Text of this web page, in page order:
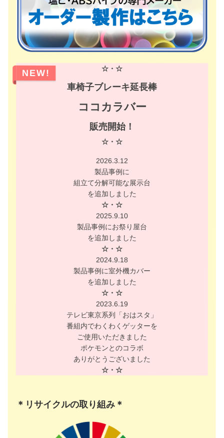
NEW! ☆・☆
車椅子ブレーキ延長棒
ココカラバー
販売開始！
☆・☆
2026.3.12
製品事例に
組立て分解可能な展示台
を追加しました
☆・☆
2025.9.10
製品事例にお祭り屋台
を追加しました
☆・☆
2024.9.18
製品事例に室外機カバー
を追加しました
☆・☆
2023.6.19
テレビ東京系列「おはスタ」
番組内でわくわくゲッターを
ご使用いただきました
ポケモンとのコラボ
ありがとうございました
☆・☆
＊リサイクルの取り組み＊